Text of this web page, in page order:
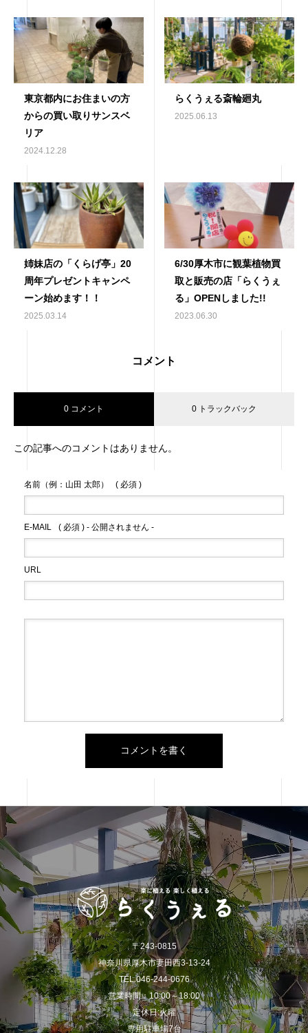
東京都内にお住まいの方
からの買い取りサンスベ
リア
2024.12.28
らくうぇる斎輪廻丸
2025.06.13
姉妹店の「くらげ亭」20
周年プレゼントキャンペ
ーン始めます！！
2025.03.14
6/30厚木市に観葉植物買
取と販売の店「らくうぇ
る」OPENしました!!
2023.06.30
コメント
0 コメント 0 トラックバック
この記事へのコメントはありません。
名前（例：山田 太郎） ( 必須 )
E-MAIL ( 必須 ) - 公開されません -
URL
〒243-0815
神奈川県厚木市妻田西3-13-24
TEL.046-244-0676
営業時間：10:00～18:00
定休日:火曜
専用駐車場7台